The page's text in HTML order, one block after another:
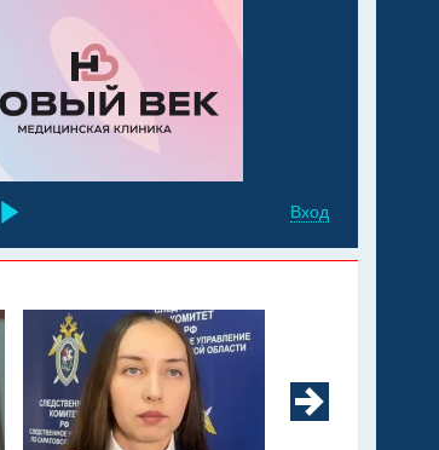
Вход